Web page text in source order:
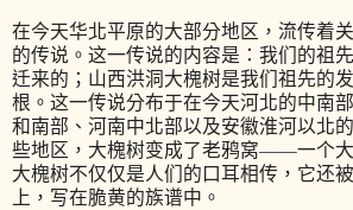
在今天华北平原的大部分地区，流传着
的传说。这一传说的内容是：我们的祖
迁来的；山西洪洞大槐树是我们祖先的
根。这一传说分布于在今天河北的中南
和南部、河南中北部以及安徽淮河以北
些地区，大槐树变成了老鸦窝——一个大
大槐树不仅仅是人们的口耳相传，它还
上，写在脆黄的族谱中。